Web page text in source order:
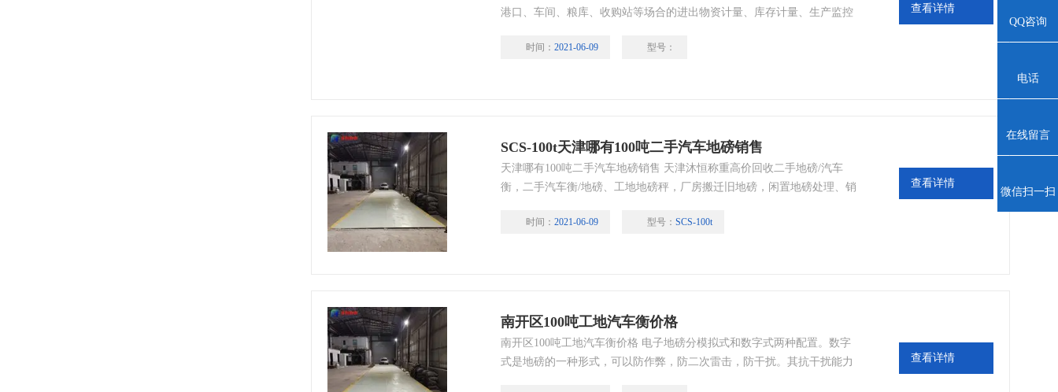
港口、车间、粮库、收购站等场合的进出物资计量、库存计量、生产监控
种载货卡车、挂车、半挂车、集装箱车、自卸车、农用车等载重称量计量
时间： 2021-06-09 型号：
查看详情
SCS-100t天津哪有100吨二手汽车地磅销售
天津哪有100吨二手汽车地磅销售 天津沐恒称重高价回收二手地磅/汽车
衡，二手汽车衡/地磅、工地地磅秤，厂房搬迁旧地磅，闲置地磅处理、销
时间： 2021-06-09 型号： SCS-100t
查看详情
南开区100吨工地汽车衡价格
南开区100吨工地汽车衡价格 电子地磅分模拟式和数字式两种配置。数字
式是地磅的一种形式，可以防作弊，防二次雷击，防干扰。其抗干扰能力
查看详情
QQ咨询
电话
在线留言
微信扫一扫